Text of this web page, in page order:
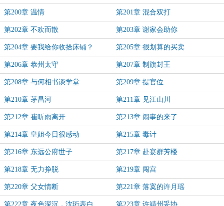
第200章 温情 第201章 混合双打
第202章 不欢而散 第203章 谢家会助你
第204章 要我给你收拾床铺？ 第205章 很划算的买卖
第206章 恭州太守 第207章 制旗封王
第208章 与何相书谈学堂 第209章 提官位
第210章 茅昌河 第211章 见江山川
第212章 崔听雨离开 第213章 闹事的来了
第214章 皇姐今日很感动 第215章 毒计
第216章 东远公府世子 第217章 赴宴群芳楼
第218章 无力挣脱 第219章 闯宫
第220章 父女情断 第221章 落寞的许月瑶
第222章 夜色深沉，沈珩表白 第223章 许靖州妥协